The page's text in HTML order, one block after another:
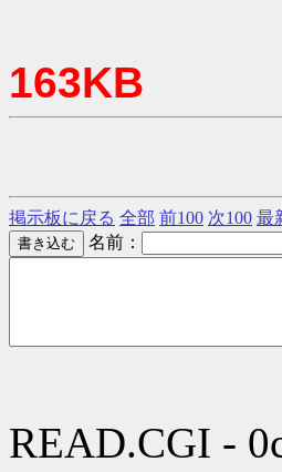
163KB
掲示板に戻る 全部 前100 次100 最
名前：
READ.CGI -